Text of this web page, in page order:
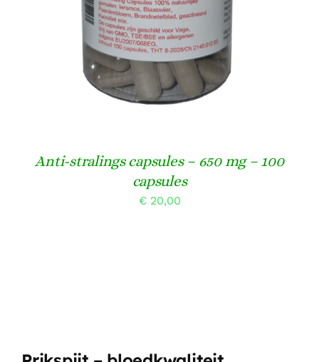
Anti-stralings capsules – 650 mg – 100
capsules
€20,00